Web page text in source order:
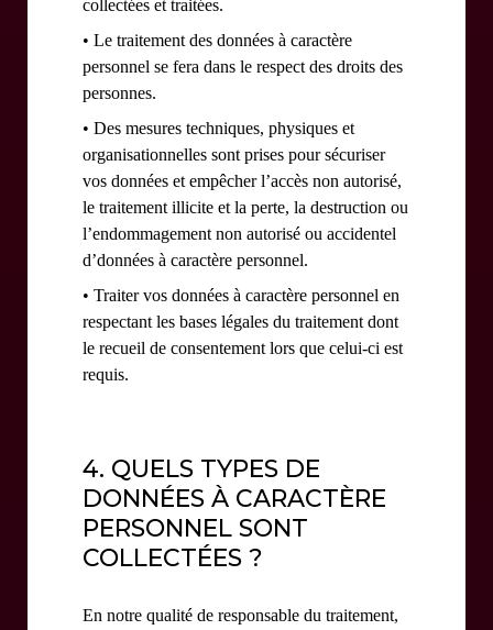
collectées et traitées.
• Le traitement des données à caractère
personnel se fera dans le respect des droits des
personnes.
• Des mesures techniques, physiques et
organisationnelles sont prises pour sécuriser
vos données et empêcher l’accès non autorisé,
le traitement illicite et la perte, la destruction ou
l’endommagement non autorisé ou accidentel
d’données à caractère personnel.
• Traiter vos données à caractère personnel en
respectant les bases légales du traitement dont
le recueil de consentement lors que celui-ci est
requis.
4. QUELS TYPES DE
DONNÉES À CARACTÈRE
PERSONNEL SONT
COLLECTÉES ?
En notre qualité de responsable du traitement,